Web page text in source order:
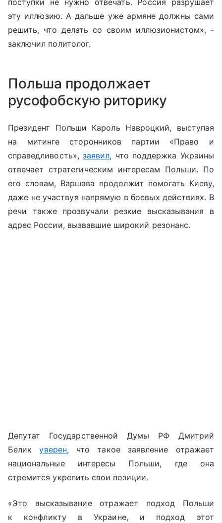
эту иллюзию. А дальше уже армяне должны сами
решить, что делать со своим иллюзионистом», -
заключил политолог.
Польша продолжает
русофобскую риторику
Президент Польши Кароль Навроцкий, выступая
на митинге сторонников партии «Право и
справедливость»,заявил, что поддержка Украины
отвечает стратегическим интересам Польши. По
его словам, Варшава продолжит помогать Киеву,
даже не участвуя напрямую в боевых действиях. В
речи также прозвучали резкие высказывания в
адрес России, вызвавшие широкий резонанс.
Депутат Государственной Думы РФ Дмитрий
Беликуверен, что такое заявление отражает
национальные интересы Польши, где она
стремится укрепить свои позиции.
«Это высказывание отражает подход Польши
к конфликту в Украине, и подход этот